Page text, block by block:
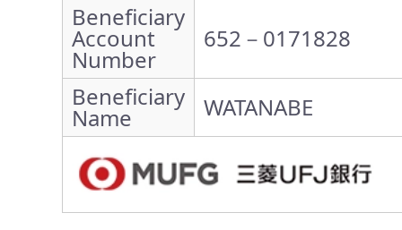
Beneficiary
Account
Number
652－0171828
Beneficiary
Name WATANABE